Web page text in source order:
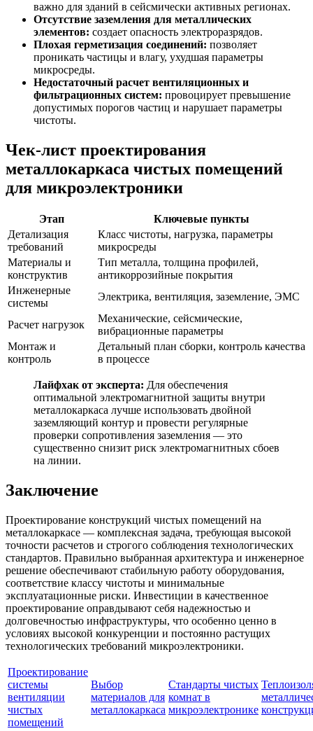
важно для зданий в сейсмически активных регионах.
Отсутствие заземления для металлических
элементов: создает опасность электроразрядов.
Плохая герметизация соединений: позволяет
проникать частицы и влагу, ухудшая параметры
микросреды.
Недостаточный расчет вентиляционных и
фильтрационных систем: провоцирует превышение
допустимых порогов частиц и нарушает параметры
чистоты.
Чек-лист проектирования
металлокаркаса чистых помещений
для микроэлектроники
Этап
Ключевые пункты
Детализация
требований
Класс чистоты, нагрузка, параметры
микросреды
Материалы и
конструктив
Тип металла, толщина профилей,
антикоррозийные покрытия
Инженерные
системы
Электрика, вентиляция, заземление, ЭМС
Расчет нагрузок
Механические, сейсмические,
вибрационные параметры
Монтаж и
контроль
Детальный план сборки, контроль качества
в процессе
Лайфхак от эксперта: Для обеспечения
оптимальной электромагнитной защиты внутри
металлокаркаса лучше использовать двойной
заземляющий контур и провести регулярные
проверки сопротивления заземления — это
существенно снизит риск электромагнитных сбоев
на линии.
Заключение
Проектирование конструкций чистых помещений на
металлокаркасе — комплексная задача, требующая высокой
точности расчетов и строгого соблюдения технологических
стандартов. Правильно выбранная архитектура и инженерное
решение обеспечивают стабильную работу оборудования,
соответствие классу чистоты и минимальные
эксплуатационные риски. Инвестиции в качественное
проектирование оправдывают себя надежностью и
долговечностью инфраструктуры, что особенно ценно в
условиях высокой конкуренции и постоянно растущих
технологических требований микроэлектроники.
Проектирование
системы
вентиляции
чистых
помещений
Выбор
материалов для
металлокаркаса
Стандарты чистых
комнат в
микроэлектронике